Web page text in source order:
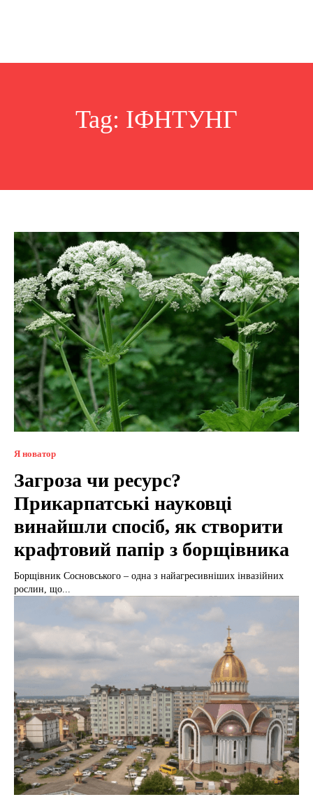
Tag: ІФНТУНГ
Я новатор
Загроза чи ресурс?
Прикарпатські науковці
винайшли спосіб, як створити
крафтовий папір з борщівника
Борщівник Сосновського – одна з найагресивніших інвазійних
рослин, що...